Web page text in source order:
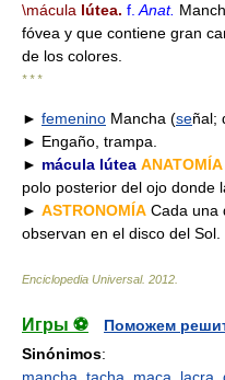
\mácula lútea. f. Anat.
fóvea y que contiene gran
de los colores.
* * *
► femenino Mancha (señal;
► Engaño, trampa.
► mácula lútea ANATOMÍA
polo posterior del ojo donde
► ASTRONOMÍA Cada una
observan en el disco del Sol.
Enciclopedia Universal. 2012
Игры ⚽
Поможем
Sinónimos: